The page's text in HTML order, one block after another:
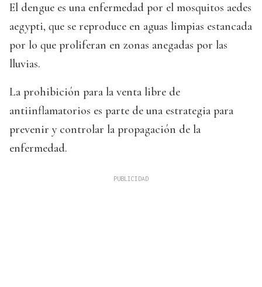
El dengue es una enfermedad por el mosquitos aedes
aegypti, que se reproduce en aguas limpias estancada
por lo que proliferan en zonas anegadas por las
lluvias.
La prohibición para la venta libre de
antiinflamatorios es parte de una estrategia para
prevenir y controlar la propagación de la
enfermedad.